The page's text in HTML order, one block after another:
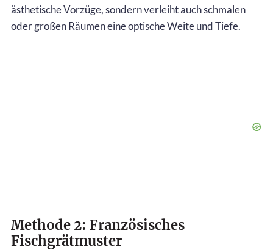
ästhetische Vorzüge, sondern verleiht auch schmalen
oder großen Räumen eine optische Weite und Tiefe.
Methode 2: Französisches
Fischgrätmuster